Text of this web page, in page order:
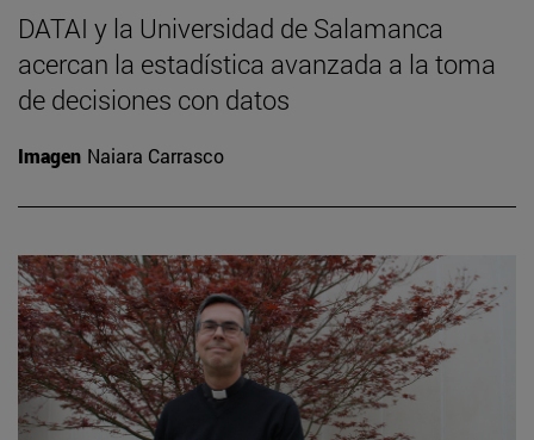
DATAI y la Universidad de Salamanca
acercan la estadística avanzada a la toma
de decisiones con datos
Imagen Naiara Carrasco